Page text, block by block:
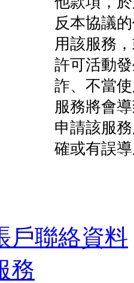
反本協議
用該服務
許可活動
詐、不當
服務將會
申請該服
確或有誤
戶聯絡資料
務